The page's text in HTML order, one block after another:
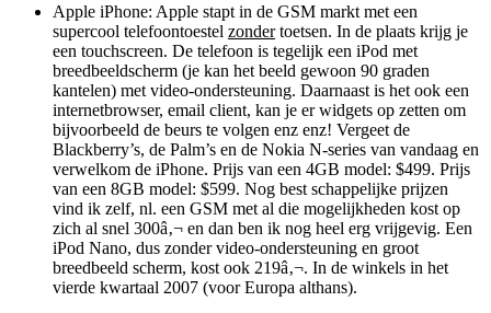
Apple iPhone: Apple stapt in de GSM markt met een
supercool telefoontoestel zondertoetsen. In de plaats krijg je
een touchscreen. De telefoon is tegelijk een iPod met
breedbeeldscherm (je kan het beeld gewoon 90 graden
kantelen) met video-ondersteuning. Daarnaast is het ook een
internetbrowser, email client, kan je er widgets op zetten om
bijvoorbeeld de beurs te volgen enz enz! Vergeet de
Blackberry’s, de Palm’s en de Nokia N-series van vandaag en
verwelkom de iPhone. Prijs van een 4GB model: $499. Prijs
van een 8GB model: $599. Nog best schappelijke prijzen
vind ik zelf, nl. een GSM met al die mogelijkheden kost op
zich al snel 300â‚¬ en dan ben ik nog heel erg vrijgevig. Een
iPod Nano, dus zonder video-ondersteuning en groot
breedbeeld scherm, kost ook 219â‚¬. In de winkels in het
vierde kwartaal 2007 (voor Europa althans).